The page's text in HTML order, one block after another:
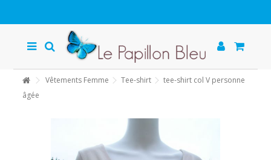
Vêtements Femme Tee-shirt
tee-shirt col V personne
âgée